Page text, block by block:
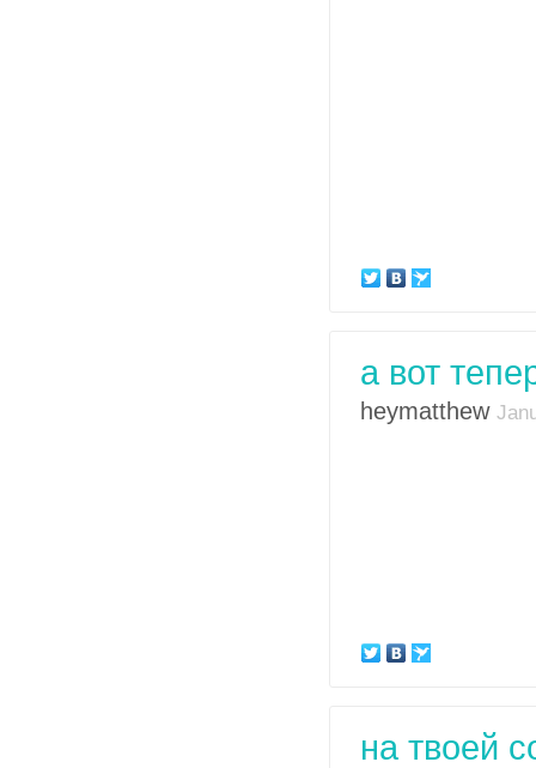
а вот
heymatthew
на твоей